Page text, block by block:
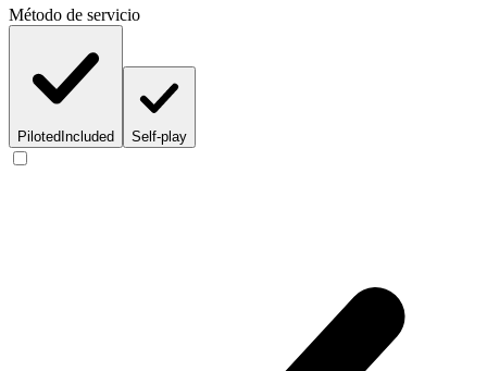
Método de servicio
Piloted Included Self-play